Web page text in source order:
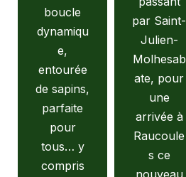
boucle
dynamiqu
e,
entourée
de sapins,
parfaite
pour
tous… y
compris
par Saint-
Julien-
Molhesab
ate, pour
une
arrivée à
Raucoule
s ce